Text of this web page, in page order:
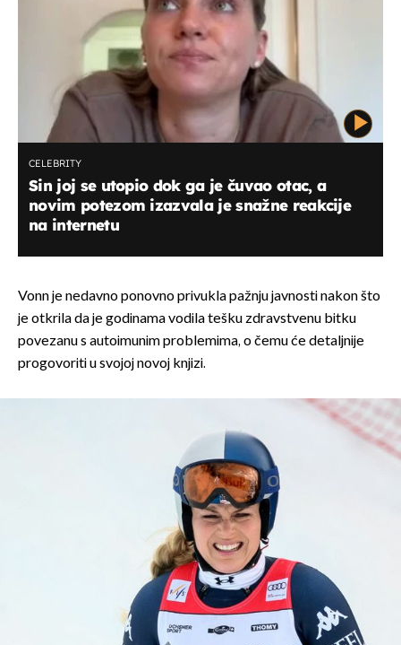
CELEBRITY
Sin joj se utopio dok ga je čuvao otac, a
novim potezom izazvala je snažne reakcije
na internetu
Vonn je nedavno ponovno privukla pažnju javnosti nakon što
je otkrila da je godinama vodila tešku zdravstvenu bitku
povezanu s autoimunim problemima, o čemu će detaljnije
progovoriti u svojoj novoj knjizi.